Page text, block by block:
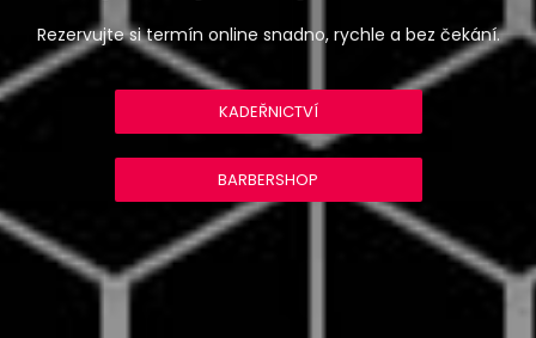
Rezervujte si termín online snadno, rychle a bez čekání.
KADEŘNICTVÍ
BARBERSHOP